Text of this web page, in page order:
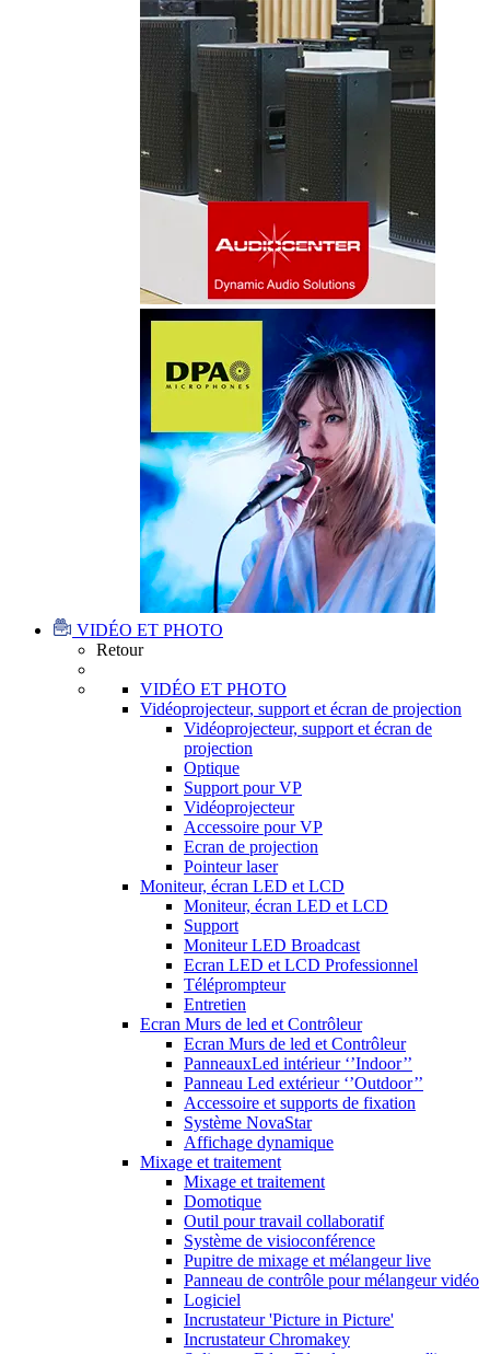
VIDÉO ET PHOTO
Retour
VIDÉO ET PHOTO
Vidéoprojecteur, support et écran de projection
Vidéoprojecteur, support et écran de
projection
Optique
Support pour VP
Vidéoprojecteur
Accessoire pour VP
Ecran de projection
Pointeur laser
Moniteur, écran LED et LCD
Moniteur, écran LED et LCD
Support
Moniteur LED Broadcast
Ecran LED et LCD Professionnel
Téléprompteur
Entretien
Ecran Murs de led et Contrôleur
Ecran Murs de led et Contrôleur
PanneauxLed intérieur ‘’Indoor’’
Panneau Led extérieur ‘’Outdoor’’
Accessoire et supports de fixation
Système NovaStar
Affichage dynamique
Mixage et traitement
Mixage et traitement
Domotique
Outil pour travail collaboratif
Système de visioconférence
Pupitre de mixage et mélangeur live
Panneau de contrôle pour mélangeur vidéo
Logiciel
Incrustateur 'Picture in Picture'
Incrustateur Chromakey